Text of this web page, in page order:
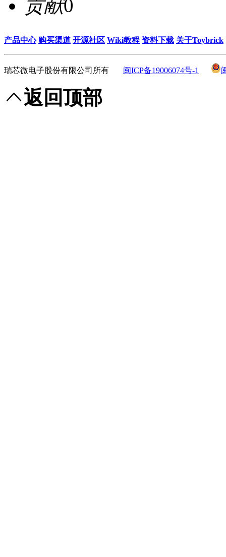
贡献0
产品中心 购买渠道 开源社区 Wiki教程 资料下载 关于Toybrick
瑞芯微电子股份有限公司所有 闽ICP备19006074号-1
返回顶部